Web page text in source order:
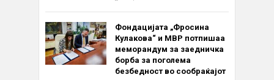
Фондацијата „Фросина
Кулакова“ и МВР потпишаа
меморандум за заедничка
борба за поголема
безбедност во сообраќајот